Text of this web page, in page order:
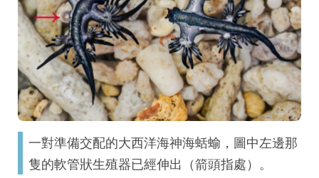
一對準備交配的大西洋海神海蛞蝓，圖中左邊那
隻的軟管狀生殖器已經伸出（箭頭指處）。